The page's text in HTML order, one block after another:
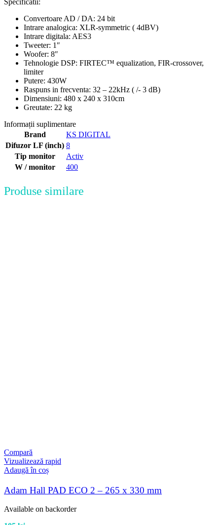
Specificatii:
Convertoare AD / DA: 24 bit
Intrare analogica: XLR-symmetric ( 4dBV)
Intrare digitala: AES3
Tweeter: 1″
Woofer: 8″
Tehnologie DSP: FIRTEC™ equalization, FIR-crossover,
limiter
Putere: 430W
Raspuns in frecventa: 32 – 22kHz ( /- 3 dB)
Dimensiuni: 480 x 240 x 310cm
Greutate: 22 kg
Informații suplimentare
Brand
KS DIGITAL
Difuzor LF (inch) 8
Tip monitor
Activ
W / monitor
400
Produse similare
Compară
Vizualizează rapid
Adaugă în coș
Adam Hall PAD ECO 2 – 265 x 330 mm
Available on backorder